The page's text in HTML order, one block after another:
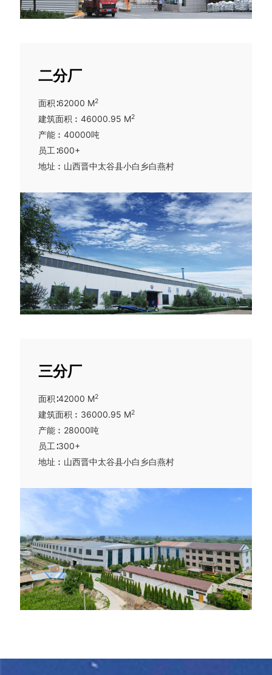
机场、万达广场等均采用卡耐夫牌管件。国外市场
卡耐夫正逐步走向全球化。
公司现有5条全自动造型线，分别为2条永红线，3条
丹麦进口迪砂线，1条日本东久造型线。配备上海新
研、日芝、海天11台电炉（2吨5台，3吨2台，4吨3
台,1吨1台）并对应配备自动铁水运输车，1套天然气
退火窑，生产过程中所有产尘点均配备积尘罩和对
扁袋反吹布袋除尘，欧洲设计技术，关键件进口，
系统质量可靠。相比传统圆袋除尘器产品只能初期
满足性能或基本达到国内排放标准而言，该设备保
持优异的运行性能和烟尘排放指标≤10mg/Nm3（直
到滤袋需要更换时），除尘器电机为美国进口霍尼
韦尔电机，有效实现节能降耗降噪音，污水处理系
统3套，公司工业生活废水处理后达到再生水水质标
准，用于内部洒水抑尘。机动车辆逐步更换电动
耗。响应国家环规，大力推广先进、节能、高效的
源节约型和环境友好型企业。
公司不断技术革新，推动生产设备更新，产品标准
创新，工业信息化、智能化发展，并且本着“质量第
一、信誉至上”的经营理念，狠抓管理、严把质量
立市级技术研发中心，目前共获取实用新型专利27
项，发明专利5项，软著1项。在生产过程中，公司
紧随国际市场前沿技术发展需求，引进先进的有限
元铸造工艺模流软件Cast-Designer，结合传统铸造
工艺经验，对浇注工艺进行模拟分析，针对性的优
化浇注系统，提升铁水的利用率。据生产统计，经
过工艺优化使得原综合铁水利用率40%-45%提升到
现50%-55%，增幅约10%，经济效益非常明显。公
体的技术，在产品开发初期使用3D打印技术对预开
二分厂
面积∶62000 M2
建筑面积︰46000.95 M2
产能︰40000吨
员工∶600+
地址︰山西晋中太谷县小白乡白燕村
三分厂
面积∶42000 M2
建筑面积︰36000.95 M2
产能︰28000吨
员工∶300+
地址︰山西晋中太谷县小白乡白燕村